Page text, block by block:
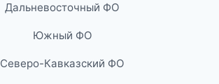
Дальневосточный ФО
Южный ФО
Северо-Кавказский ФО